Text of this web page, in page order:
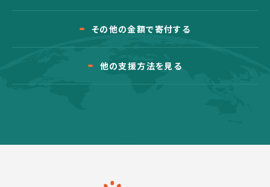
その他の金額で寄付する
他の支援方法を見る